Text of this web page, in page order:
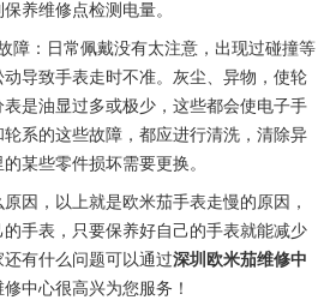
养维修点检测电量。
：日常佩戴没有太注意，出现过碰撞等
导致手表走时不准。灰尘、异物，使轮
是油显过多或极少，这些都会使电子手
系的这些故障，都应进行清洗，清除异
某些零件损坏需要更换。
，以上就是欧米茄手表走慢的原因，
手表，只要保养好自己的手表就能减少
有什么问题可以通过深圳欧米茄维修中
中心很高兴为您服务！